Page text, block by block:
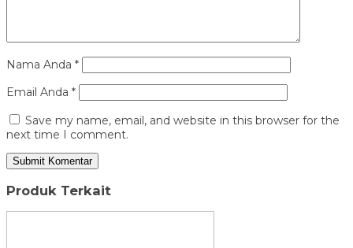
Nama Anda *
Email Anda *
Save my name, email, and website in this browser for the
next time I comment.
Produk Terkait